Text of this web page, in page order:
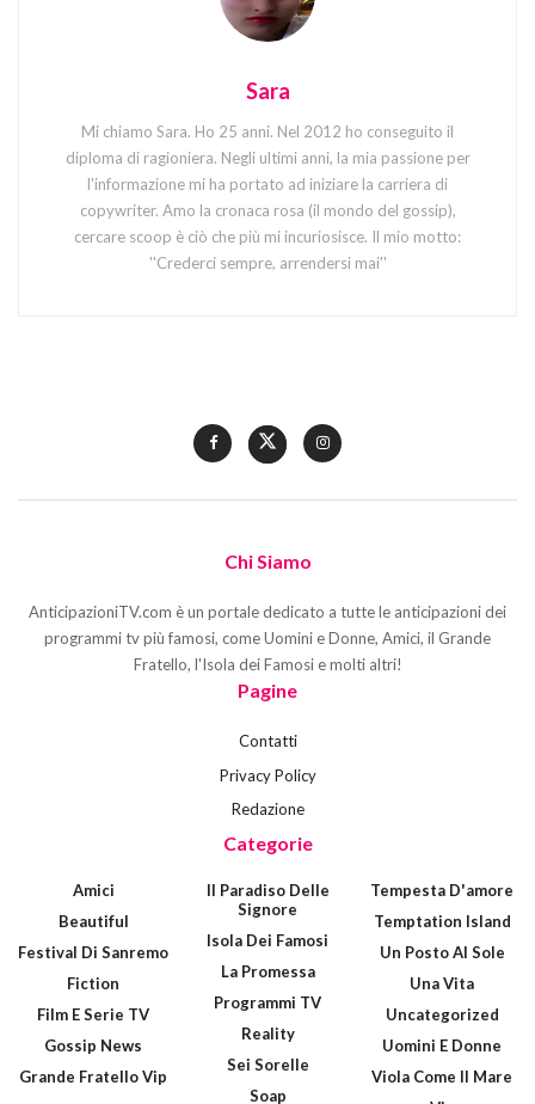
Sara
Mi chiamo Sara. Ho 25 anni. Nel 2012 ho conseguito il
diploma di ragioniera. Negli ultimi anni, la mia passione per
l'informazione mi ha portato ad iniziare la carriera di
copywriter. Amo la cronaca rosa (il mondo del gossip),
cercare scoop è ciò che più mi incuriosisce. Il mio motto:
''Crederci sempre, arrendersi mai''
Chi Siamo
AnticipazioniTV.com è un portale dedicato a tutte le anticipazioni dei
programmi tv più famosi, come Uomini e Donne, Amici, il Grande
Fratello, l'Isola dei Famosi e molti altri!
Pagine
Contatti
Privacy Policy
Redazione
Categorie
Amici
Beautiful
Festival Di Sanremo
Fiction
Film E Serie TV
Gossip News
Grande Fratello Vip
Il Paradiso Delle
Signore
Isola Dei Famosi
La Promessa
Programmi TV
Reality
Sei Sorelle
Soap
Tempesta D'amore
Temptation Island
Un Posto Al Sole
Una Vita
Uncategorized
Uomini E Donne
Viola Come Il Mare